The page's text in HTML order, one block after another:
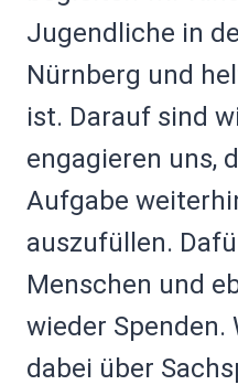
Jugendliche in
Nürnberg und
ist. Darauf sind
engagieren uns,
Aufgabe
auszufüllen.
Menschen und
wieder Spenden.
dabei über